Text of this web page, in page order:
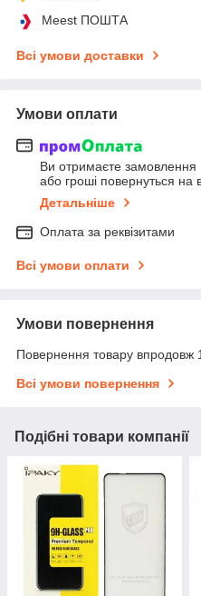
Meest ПОШТА
Всі умови доставки
Умови оплати
Ви отримаєте замовлення
або гроші повернуться на
Детальніше
Оплата за реквізитами
Всі умови оплати
Умови повернення
Повернення товару впродовж
Всі умови повернення
Подібні товари компанії